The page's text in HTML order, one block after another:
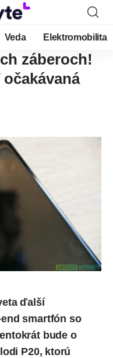
Veda Elektromobilita
záberoch!
ďalší
smartfón so
bude o
P20, ktorú